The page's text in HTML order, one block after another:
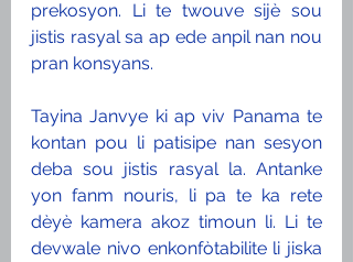
prekosyon. Li te twouve sijè sou
jistis rasyal sa ap ede anpil nan nou
pran konsyans.
Tayina Janvye ki ap viv Panama te
kontan pou li patisipe nan sesyon
deba sou jistis rasyal la. Antanke
yon fanm nouris, li pa te ka rete
dèyè kamera akoz timoun li. Li te
devwale nivo enkonfòtabilite li jiska